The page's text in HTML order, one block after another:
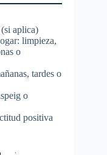
aplica)
limpieza,
o
tardes o
o
positiva